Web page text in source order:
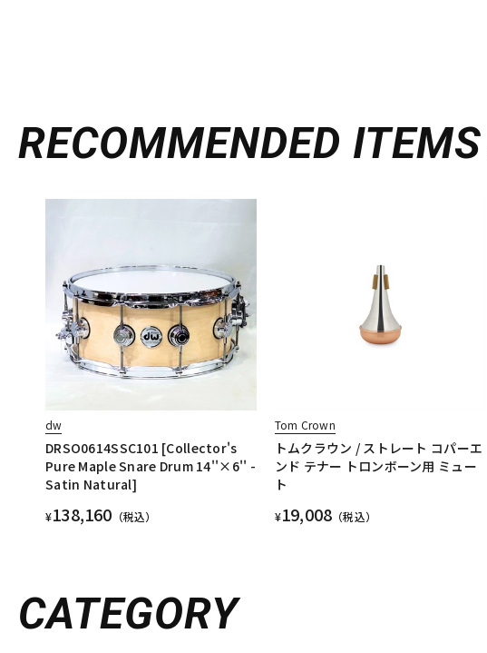
RECOMMENDED ITEMS
dw
DRSO0614SSC101 [Collector's
Pure Maple Snare Drum 14''×6'' -
Satin Natural]
¥138,160 （税込）
Tom Crown
トムクラウン / ストレート コパーエ
ンド テナー トロンボーン用 ミュー
ト
¥19,008 （税込）
CATEGORY